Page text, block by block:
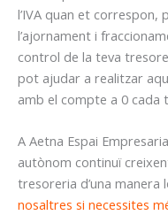
l’IVA quan et
l’ajornament i
control de la teva
pot ajudar a realitzar
amb el compte a 0 cada
A Aetna Espai
autònom continuï
tresoreria d’una manera
nosaltres si necessites